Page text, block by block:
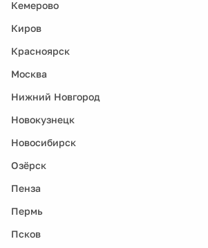
Кемерово
Киров
Красноярск
Москва
Нижний Новгород
Новокузнецк
Новосибирск
Озёрск
Пенза
Пермь
Псков